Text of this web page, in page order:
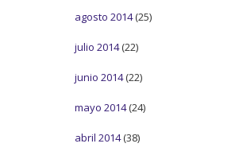
agosto 2014(25)
julio 2014(22)
junio 2014(22)
mayo 2014(24)
abril 2014(38)